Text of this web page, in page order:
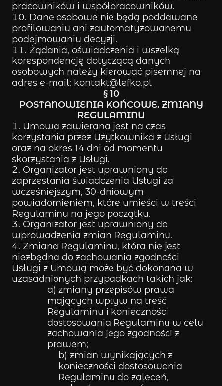
pracowników i współpracowników.
Dane osobowe nie będą poddawane
profilowaniu ani zautomatyzowanemu
podejmowaniu decyzji.
Żądania, oświadczenia i wszelką
korespondencję dotyczącą danych
osobowych należy kierować pisemnej na
adres e-mail: kontakt@lefko.pl
§ 10
POSTANOWIENIA KOŃCOWE. ZMIANY
REGULAMINU
Umowa zawierana jest na czas
korzystania przez Użytkownika z Usługi
oraz na okres 14 dni od momentu
skorzystania z Usługi.
Organizator jest uprawniony do
zaprzestania świadczenia Usługi za
wcześniejszym, 30-dniowym
powiadomieniem, które umieści w treści
Regulaminu na jego początku.
Organizator jest uprawniony do
wprowadzenia zmian Regulaminu.
Zmiana Regulaminu, która nie jest
niezbędna do zachowania zgodności
Usługi z Umową może być dokonana w
uzasadnionych przypadkach takich jak:
a) zmiany przepisów prawa
mających wpływ na treść
Regulaminu i konieczności
dostosowania Regulaminu w celu
zachowania jego zgodności z
prawem;
b) zmian wynikających z
konieczności dostosowania
Regulaminu do zaleceń,